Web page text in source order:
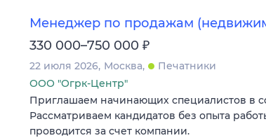
Менеджер по продажам
330 000–750 000 ₽
22 июля 2026 Москва
Печатники
ООО "Огрк-Центр"
Приглашаем начинающих специалистов в
Рассматриваем кандидатов без опыта
проводится за счет компании.